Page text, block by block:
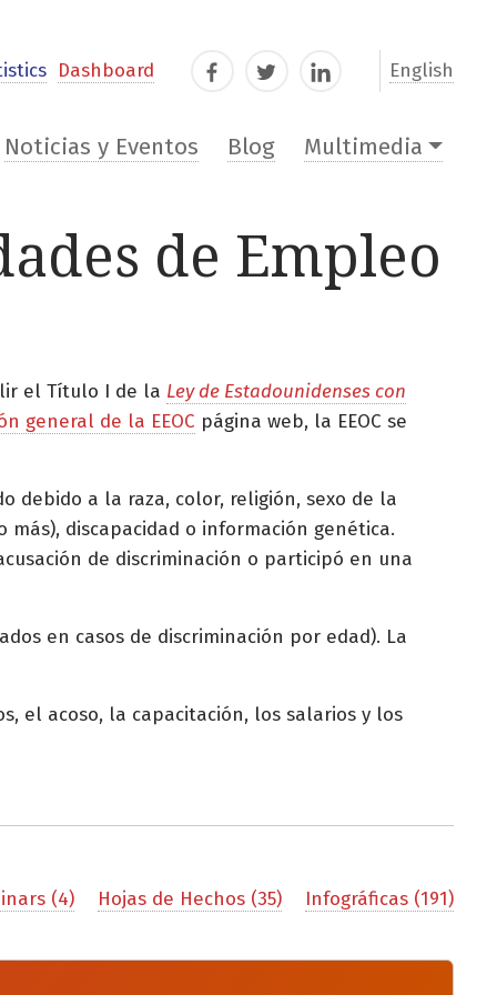
Dashboard FacebookTwitterLinkedIn English
Noticias y Eventos Blog Multimedia
de Empleo
el Título I de la Ley de Estadounidenses con
general de la EEOC página web, la EEOC se
debido a la raza, color, religión, sexo de la
discapacidad o información genética.
de discriminación o participó en una
en casos de discriminación por edad). La
el acoso, la capacitación, los salarios y los
(4) Hojas de Hechos (35) Infográficas (191)